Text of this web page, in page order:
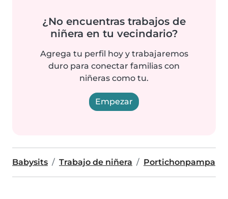
¿No encuentras trabajos de
niñera en tu vecindario?
Agrega tu perfil hoy y trabajaremos
duro para conectar familias con
niñeras como tu.
Empezar
Babysits Trabajo de niñera Portichonpampa